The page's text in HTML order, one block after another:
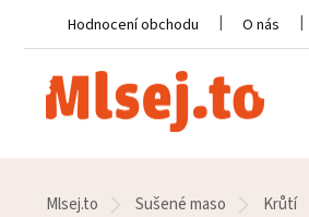
Hodnocení obchodu O nás
Domů
Mlsej.to Sušené maso Krůtí